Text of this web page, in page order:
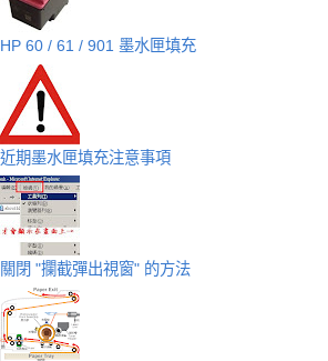
HP 60 / 61 / 901 墨水匣填充
近期墨水匣填充注意事項
關閉 "攔截彈出視窗" 的方法